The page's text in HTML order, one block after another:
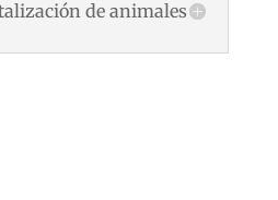
de animales